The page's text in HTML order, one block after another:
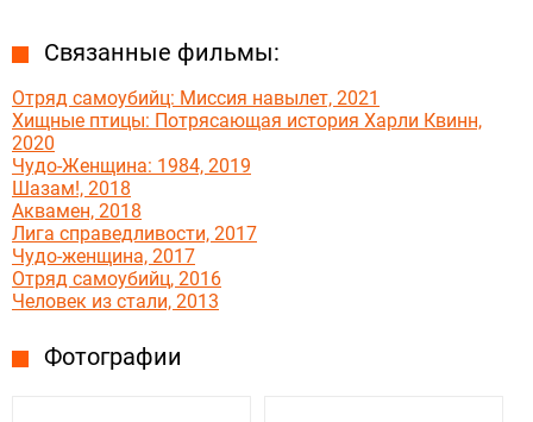
Связанные фильмы:
Отряд самоубийц: Миссия навылет, 2021
Хищные птицы: Потрясающая история Харли Квинн,
2020
Чудо-Женщина: 1984, 2019
Шазам!, 2018
Аквамен, 2018
Лига справедливости, 2017
Чудо-женщина, 2017
Отряд самоубийц, 2016
Человек из стали, 2013
Фотографии